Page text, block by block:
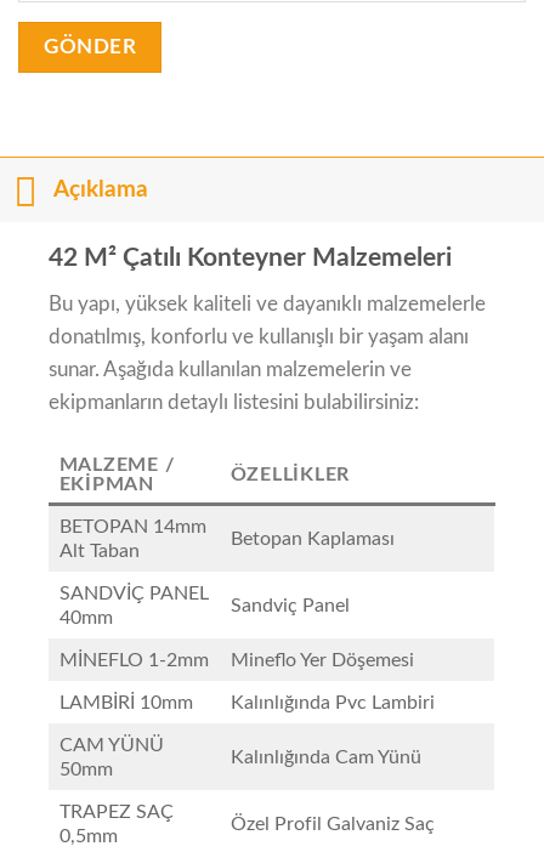
Açıklama
42 M² Çatılı Konteyner Malzemeleri
Bu yapı, yüksek kaliteli ve dayanıklı malzemelerle
donatılmış, konforlu ve kullanışlı bir yaşam alanı
sunar. Aşağıda kullanılan malzemelerin ve
ekipmanların detaylı listesini bulabilirsiniz:
MALZEME /
EKIPMAN
ÖZELLIKLER
BETOPAN 14mm
Alt Taban
Betopan Kaplaması
SANDVİÇ PANEL
40mm
Sandviç Panel
MİNEFLO 1-2mm Mineflo Yer Döşemesi
LAMBİRİ 10mm Kalınlığında Pvc Lambiri
CAM YÜNÜ
50mm
Kalınlığında Cam Yünü
TRAPEZ SAÇ
0,5mm
Özel Profil Galvaniz Saç